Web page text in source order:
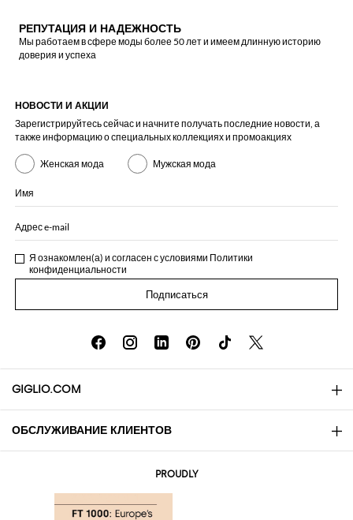
РЕПУТАЦИЯ И НАДЕЖНОСТЬ
Мы работаем в сфере моды более 50 лет и имеем длинную историю
доверия и успеха
НОВОСТИ И АКЦИИ
Зарегистрируйтесь сейчас и начните получать последние новости, а
также информацию о специальных коллекциях и промоакциях
Женская мода Мужская мода
Имя
Адрес e-mail
Я ознакомлен(а) и согласен с условиями Политики
конфиденциальности
Подписаться
GIGLIO.COM
About
ОБСЛУЖИВАНИЕ КЛИЕНТОВ
PROUDLY